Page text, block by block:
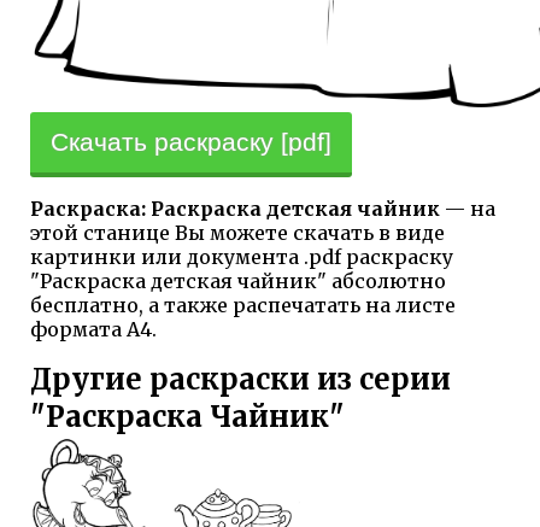
Скачать раскраску [pdf]
Раскраска: Раскраска детская чайник — на
этой станице Вы можете скачать в виде
картинки или документа .pdf раскраску
"Раскраска детская чайник" абсолютно
бесплатно, а также распечатать на листе
формата А4.
Другие раскраски из серии
"Раскраска Чайник"